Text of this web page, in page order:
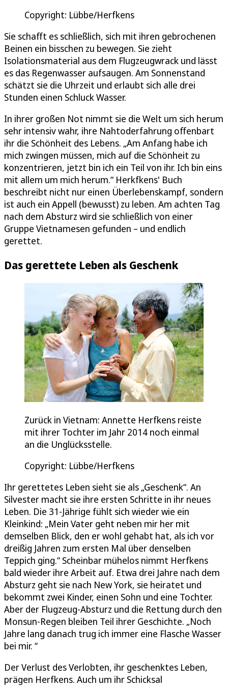
Copyright: Lübbe/Herfkens
Sie schafft es schließlich, sich mit ihren gebrochenen
Beinen ein bisschen zu bewegen. Sie zieht
Isolationsmaterial aus dem Flugzeugwrack und lässt
es das Regenwasser aufsaugen. Am Sonnenstand
schätzt sie die Uhrzeit und erlaubt sich alle drei
Stunden einen Schluck Wasser.
In ihrer großen Not nimmt sie die Welt um sich herum
sehr intensiv wahr, ihre Nahtoderfahrung offenbart
ihr die Schönheit des Lebens. „Am Anfang habe ich
mich zwingen müssen, mich auf die Schönheit zu
konzentrieren, jetzt bin ich ein Teil von ihr. Ich bin eins
mit allem um mich herum.“ Herkfkens' Buch
beschreibt nicht nur einen Überlebenskampf, sondern
ist auch ein Appell (bewusst) zu leben. Am achten Tag
nach dem Absturz wird sie schließlich von einer
Gruppe Vietnamesen gefunden – und endlich
gerettet.
Das gerettete Leben als Geschenk
Zurück in Vietnam: Annette Herfkens reiste
mit ihrer Tochter im Jahr 2014 noch einmal
an die Unglücksstelle.
Copyright: Lübbe/Herfkens
Ihr gerettetes Leben sieht sie als „Geschenk“. An
Silvester macht sie ihre ersten Schritte in ihr neues
Leben. Die 31-Jährige fühlt sich wieder wie ein
Kleinkind: „Mein Vater geht neben mir her mit
demselben Blick, den er wohl gehabt hat, als ich vor
dreißig Jahren zum ersten Mal über denselben
Teppich ging.“ Scheinbar mühelos nimmt Herfkens
bald wieder ihre Arbeit auf. Etwa drei Jahre nach dem
Absturz geht sie nach New York, sie heiratet und
bekommt zwei Kinder, einen Sohn und eine Tochter.
Aber der Flugzeug-Absturz und die Rettung durch den
Monsun-Regen bleiben Teil ihrer Geschichte. „Noch
Jahre lang danach trug ich immer eine Flasche Wasser
bei mir. “
Der Verlust des Verlobten, ihr geschenktes Leben,
prägen Herfkens. Auch um ihr Schicksal